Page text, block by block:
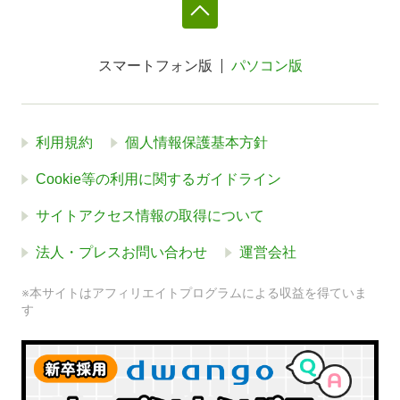
スマートフォン版 パソコン版
利用規約 個人情報保護基本方針
Cookie等の利用に関するガイドライン
サイトアクセス情報の取得について
法人・プレスお問い合わせ 運営会社
※本サイトはアフィリエイトプログラムによる収益を得ていま
す